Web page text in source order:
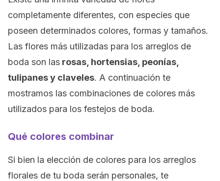
completamente diferentes, con especies que
poseen determinados colores, formas y tamaños.
Las flores más utilizadas para los arreglos de
boda son las rosas, hortensias, peonías,
tulipanes y claveles. A continuación te
mostramos las combinaciones de colores más
utilizados para los festejos de boda.
Qué colores combinar
Si bien la elección de colores para los arreglos
florales de tu boda serán personales, te